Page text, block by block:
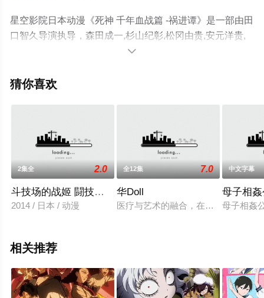
星空影院日本动漫《死神 千年血战篇 -祸进谭》是一部由田
口智久导演执导，森田成一,杉山纪彰,松冈由贵,安元洋贵,
高木涉,折笠富美子,伊藤健太郎,三木真一郎,雪野五月,大塚
朴等演员精彩演绎的日本动漫，手机免费观看高清无删减

猜你喜欢
2集全 2.0
斗技场的战姬 闘技場の戦姫～another story～
2014 / 日本 / 动漫
全12集 7.0
华Doll
医疗与艺术的融合，在人体里埋入
中文字幕
母子相
母子相姦
相关推荐